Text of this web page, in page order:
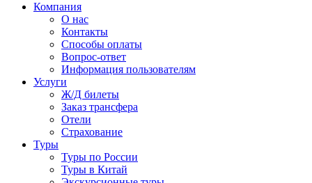
Компания
О нас
Контакты
Способы оплаты
Вопрос-ответ
Информация пользователям
Услуги
Ж/Д билеты
Заказ трансфера
Отели
Страхование
Туры
Туры по России
Туры в Китай